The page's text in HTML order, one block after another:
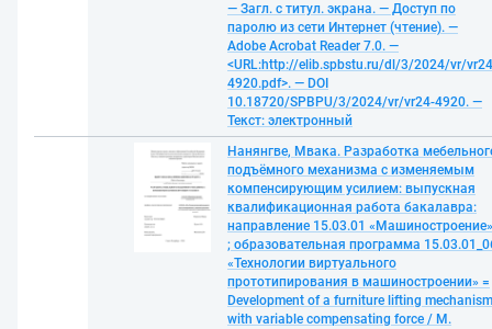
— Загл. с титул. экрана. — Доступ по
паролю из сети Интернет (чтение). —
Adobe Acrobat Reader 7.0. —
<URL:http://elib.spbstu.ru/dl/3/2024/vr/
4920.pdf>. — DOI
10.18720/SPBPU/3/2024/vr/vr24-4920. —
Текст: электронный
Нанянгве, Мвака. Разработка
подъёмного механизма с изменяемым
компенсирующим усилием: выпускная
квалификационная работа бакалавра:
направление 15.03.01 «Машиностроение»
; образовательная программа
«Технологии виртуального
прототипирования в машиностроении» =
Development of a furniture lifting mechanism
with variable compensating force / М.